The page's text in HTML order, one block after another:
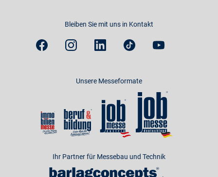
Bleiben Sie mit uns in Kontakt
Unsere Messeformate
Ihr Partner für Messebau und Technik